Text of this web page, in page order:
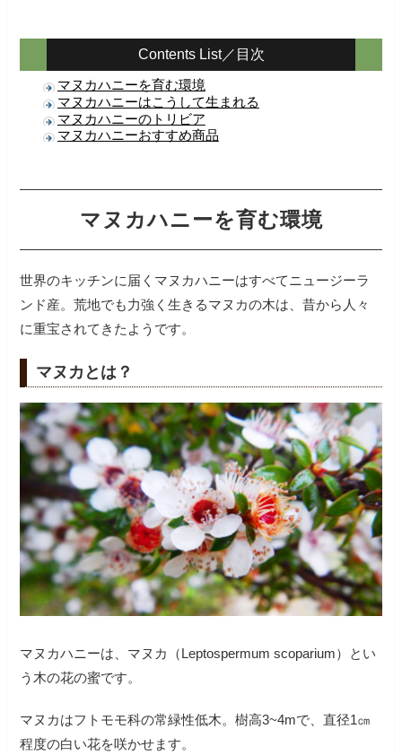
Contents List／目次
マヌカハニーを育む環境
マヌカハニーはこうして生まれる
マヌカハニーのトリビア
マヌカハニーおすすめ商品
マヌカハニーを育む環境
世界のキッチンに届くマヌカハニーはすべてニュージーラ
ンド産。荒地でも力強く生きるマヌカの木は、昔から人々
に重宝されてきたようです。
マヌカとは？
マヌカハニーは、マヌカ（Leptospermum scoparium）とい
う木の花の蜜です。
マヌカはフトモモ科の常緑性低木。樹高3~4mで、直径1㎝
程度の白い花を咲かせます。